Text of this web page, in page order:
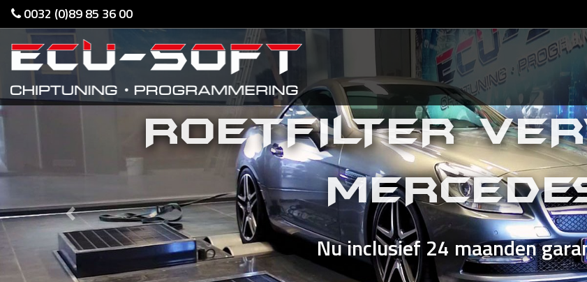
0032 (0)89 85 36 00
ROETFILTER
Nu inclusief 24 maanden